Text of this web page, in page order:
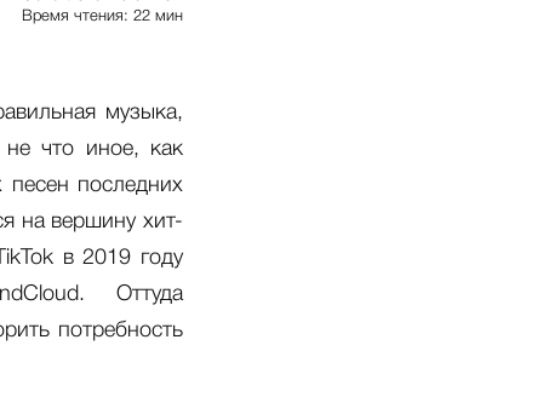
Время чтения: 22 мин
музыка,
что иное, как
последних
на вершину хит-
в 2019 году
Оттуда
потребность